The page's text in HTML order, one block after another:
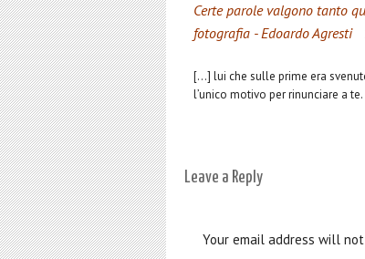
Certe parole valgono tanto
fotografia - Edoardo Agresti
[…] lui che sulle prime era
l’unico motivo per rinunciare a
Leave a Reply
Your email address will